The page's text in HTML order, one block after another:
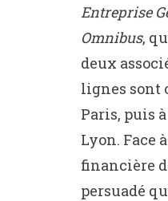
Entreprise
Omnibus,
deux
lignes sont
Paris, puis
Lyon. Face
financière
persuadé